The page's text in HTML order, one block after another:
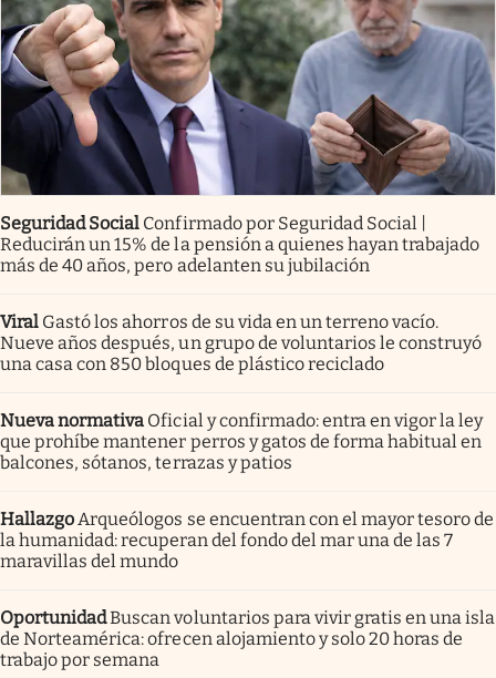
Seguridad Social Confirmado por Seguridad Social |
Reducirán un 15% de la pensión a quienes hayan trabajado
más de 40 años, pero adelanten su jubilación
Viral Gastó los ahorros de su vida en un terreno vacío.
Nueve años después, un grupo de voluntarios le construyó
una casa con 850 bloques de plástico reciclado
Nueva normativa Oficial y confirmado: entra en vigor la ley
que prohíbe mantener perros y gatos de forma habitual en
balcones, sótanos, terrazas y patios
Hallazgo Arqueólogos se encuentran con el mayor tesoro de
la humanidad: recuperan del fondo del mar una de las 7
maravillas del mundo
OportunidadBuscan voluntarios para vivir gratis en una isla
de Norteamérica: ofrecen alojamiento y solo 20 horas de
trabajo por semana